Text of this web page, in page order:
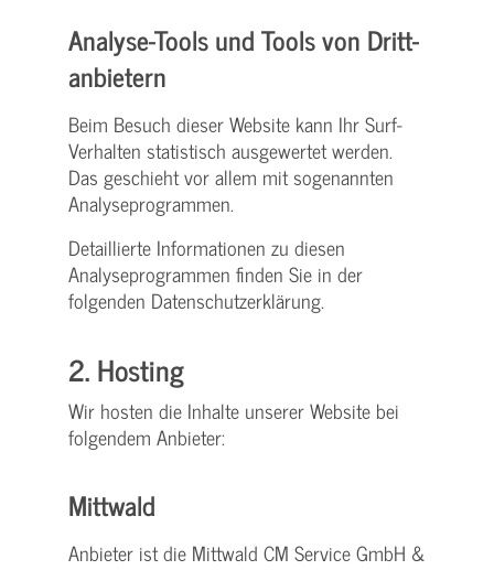
Analyse-Tools und Tools von Dritt­
anbietern
Beim Besuch dieser Website kann Ihr Surf-
Verhalten statistisch ausgewertet werden.
Das geschieht vor allem mit sogenannten
Analyseprogrammen.
Detaillierte Informationen zu diesen
Analyseprogrammen finden Sie in der
folgenden Datenschutzerklärung.
2. Hosting
Wir hosten die Inhalte unserer Website bei
folgendem Anbieter:
Mittwald
Anbieter ist die Mittwald CM Service GmbH &